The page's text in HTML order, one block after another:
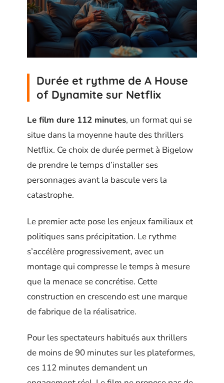
Durée et rythme de A House
of Dynamite sur Netflix
Le film dure 112 minutes, un format qui se
situe dans la moyenne haute des thrillers
Netflix. Ce choix de durée permet à Bigelow
de prendre le temps d’installer ses
personnages avant la bascule vers la
catastrophe.
Le premier acte pose les enjeux familiaux et
politiques sans précipitation. Le rythme
s’accélère progressivement, avec un
montage qui compresse le temps à mesure
que la menace se concrétise. Cette
construction en crescendo est une marque
de fabrique de la réalisatrice.
Pour les spectateurs habitués aux thrillers
de moins de 90 minutes sur les plateformes,
ces 112 minutes demandent un